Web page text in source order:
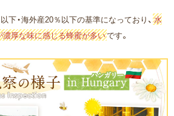
下・海外産20％以下の基準になっており、 水
厚な味に感じる蜂蜜が多いです。